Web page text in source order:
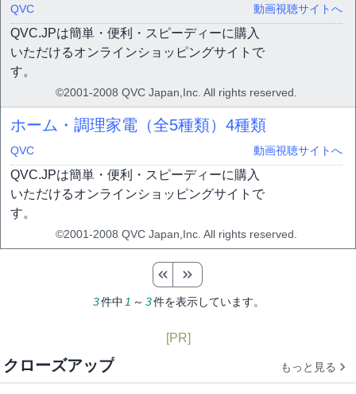
QVC 動画視聴サイトへ
QVC.JPは簡単・便利・スピーディーに購入
いただけるオンラインショッピングサイトで
す。
©2001-2008 QVC Japan,Inc. All rights reserved.
ホーム・調理家電（全5種類） 4種類
QVC 動画視聴サイトへ
QVC.JPは簡単・便利・スピーディーに購入
いただけるオンラインショッピングサイトで
す。
©2001-2008 QVC Japan,Inc. All rights reserved.
3件中 1 ～ 3件を表示しています。
[PR]
クローズアップ もっと見る